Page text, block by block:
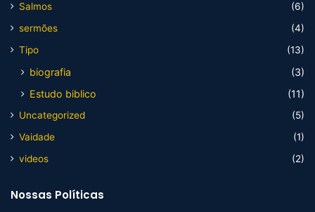
Salmos
(6)
sermões
(4)
Tipo
(13)
biografia
(3)
Estudo biblico
(11)
Uncategorized
(5)
Vaidade
(1)
videos
(2)
Nossas Políticas